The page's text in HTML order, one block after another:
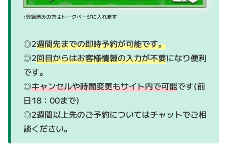
↑登録済みの方はトークページに入れます
◎2週間先までの即時予約が可能です。
◎2回目からはお客様情報の入力が不要になり便利
です。
◎キャンセルや時間変更もサイト内で可能です(前
日18：00まで)
◎2週間以上先のご予約についてはチャットでご相
談ください。